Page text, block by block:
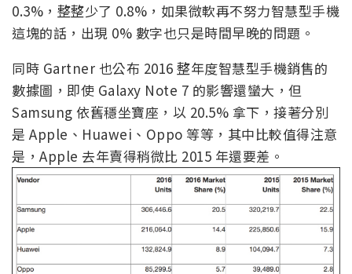
0.3%，整整少了 0.8%，如果微軟再不努力智慧型手機
這塊的話，出現 0% 數字也只是時間早晚的問題。
同時 Gartner 也公布 2016 整年度智慧型手機銷售的
數據圖，即使 Galaxy Note 7 的影響還蠻大，但
Samsung 依舊穩坐寶座，以 20.5% 拿下，接著分別
是 Apple、Huawei、Oppo 等等，其中比較值得注意
是，Apple 去年賣得稍微比 2015 年還要差。